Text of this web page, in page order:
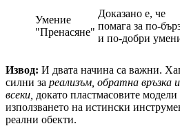
Умение
"Пренасяне"
Доказано е, че
помага за по-
и по-добри
Извод: И двата начина са важни.
силни за реализъм, обратна връзка
всеки, докато пластмасовите
използването на истински
реални обекти.